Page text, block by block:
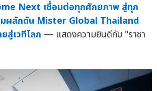
Next เชื่อมต่อทุกศักยภาพ สู่ทุก
มผลักดัน Mister Global Thailand
สู่เวทีโลก — แสดงความยินดีกับ "ราชา